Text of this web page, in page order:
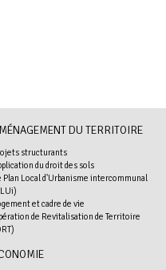
DU TERRITOIRE
structurants
du droit des sols
Plan Local d'Urbanisme intercommunal
et cadre de vie
de Revitalisation de Territoire